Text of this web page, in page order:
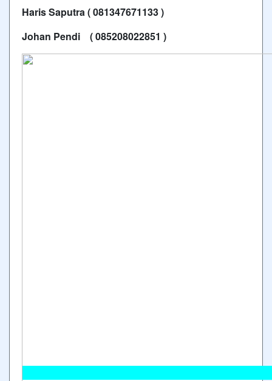
Haris Saputra ( 081347671133 )
Johan Pendi ( 085208022851 )